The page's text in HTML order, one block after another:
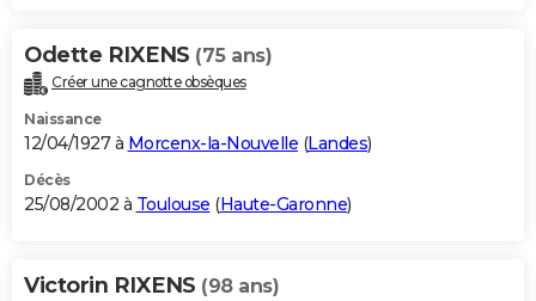
Odette RIXENS (75 ans)
Créer une cagnotte obsèques
Naissance
12/04/1927 à Morcenx-la-Nouvelle (Landes)
Décès
25/08/2002 à Toulouse (Haute-Garonne)
Victorin RIXENS (98 ans)